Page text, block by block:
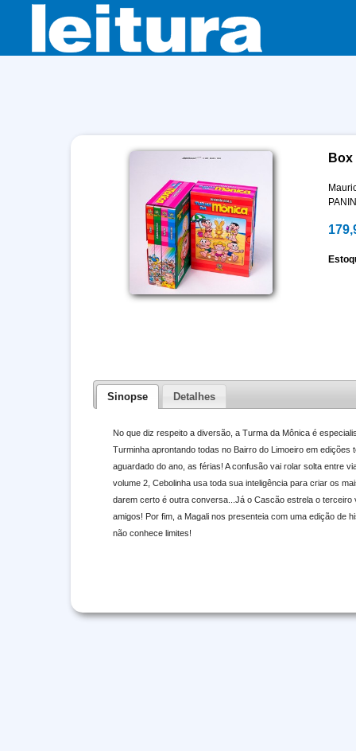
Sinopse Detalhes
No que diz respeito a diversão, a Turma da Mônica é
Turminha aprontando todas no Bairro do Limoeiro em
aguardado do ano, as férias! A confusão vai rolar solta entre
volume 2, Cebolinha usa toda sua inteligência para criar os
darem certo é outra conversa...Já o Cascão estrela o
amigos! Por fim, a Magali nos presenteia com uma edição de
não conhece limites!